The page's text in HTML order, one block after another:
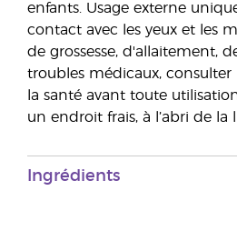
enfants. Usage externe
contact avec les yeux et les
de grossesse, d'allaitement,
troubles médicaux,
la santé avant toute
un endroit frais, à l’abri de la
Ingrédients